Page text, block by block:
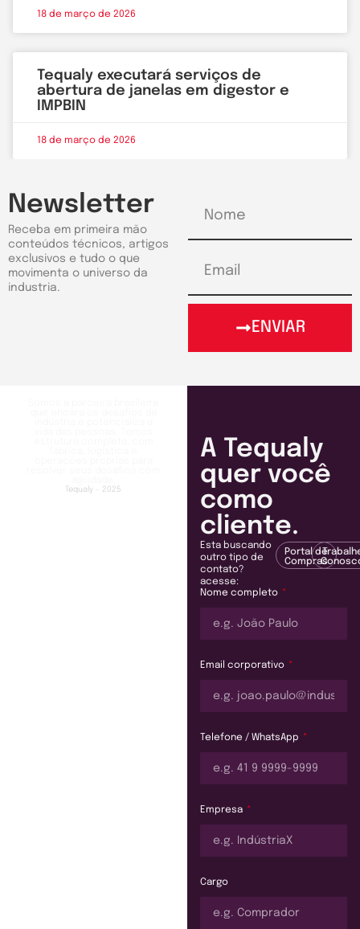
18 de março de 2026
Tequaly executará serviços de
abertura de janelas em digestor e
IMPBIN
18 de março de 2026
Newsletter
Receba em primeira mão
conteúdos técnicos, artigos
exclusivos e tudo o que
movimenta o universo da
industria.
ENVIAR
Tequaly - 2025
A Tequaly
quer você
como
cliente.
Esta buscando
outro tipo de
contato?
acesse:
Portal de
Compras
Nome completo
Email corporativo
Telefone / WhatsApp
Empresa
Cargo